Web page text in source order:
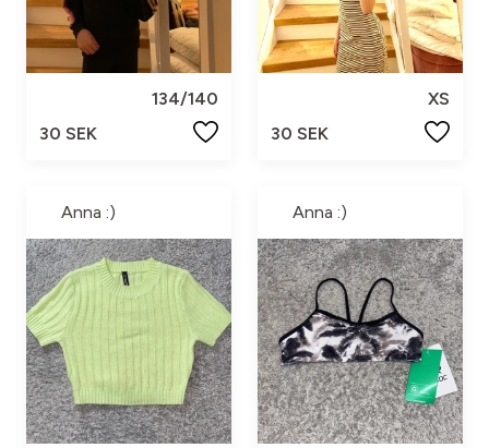
134/140
30 SEK
XS
30 SEK
Anna :) Anna :)